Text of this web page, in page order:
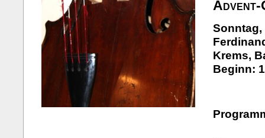
Sonntag,
Krems,
Beginn: